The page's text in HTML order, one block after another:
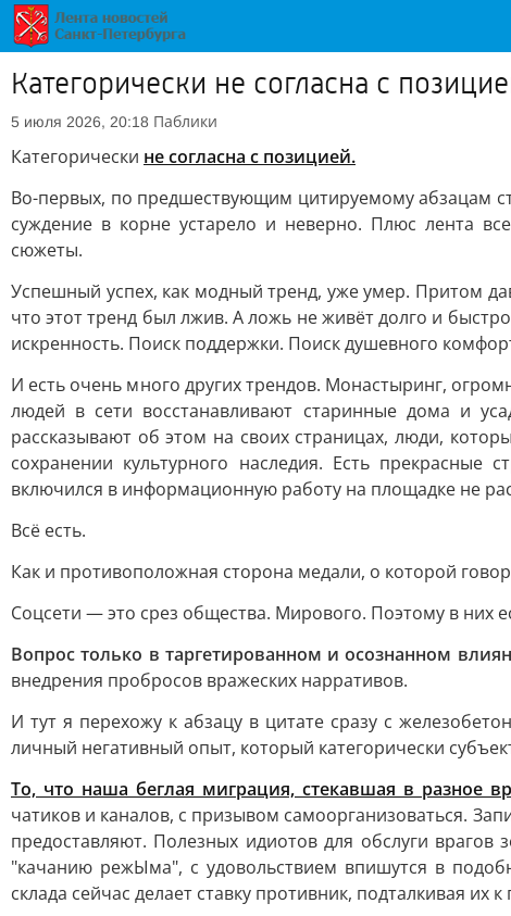
Категорически не согласна с
5 июля 2026, 20:18 Паблики
Категорически не согласна с позицией.
Во-первых, по предшествующим цитируемому абзацам
суждение в корне устарело и неверно. Плюс лента
сюжеты.
Успешный успех, как модный тренд, уже умер. Притом
что этот тренд был лжив. А ложь не живёт долго и
искренность. Поиск поддержки. Поиск душевного
И есть очень много других трендов. Монастыринг,
людей в сети восстанавливают старинные дома и
рассказывают об этом на своих страницах, люди,
сохранении культурного наследия. Есть
включился в информационную работу на площадке не
Всё есть.
Как и противоположная сторона медали, о которой
Соцсети — это срез общества. Мирового. Поэтому в них
Вопрос только в таргетированном и осознанном
внедрения пробросов вражеских нарративов.
И тут я перехожу к абзацу в цитате сразу с
личный негативный опыт, который категорически
То, что наша беглая миграция, стекавшая в разное
чатиков и каналов, с призывом самоорганизоваться.
предоставляют. Полезных идиотов для обслуги
"качанию режЫма", с удовольствием впишутся в
склада сейчас делает ставку противник, подталкивая их